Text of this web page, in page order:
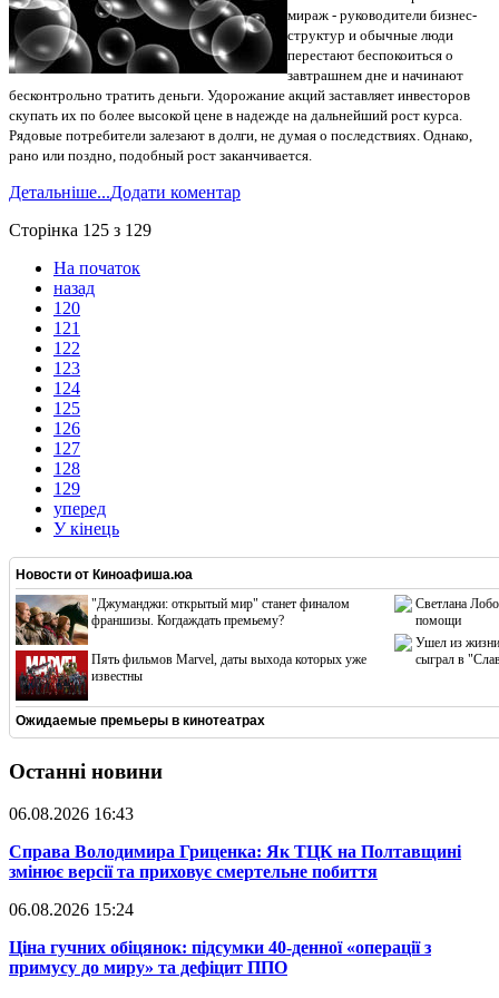
мираж - руководители бизнес-
структур и обычные люди
перестают беспокоиться о
завтрашнем дне и начинают
бесконтрольно тратить деньги. Удорожание акций заставляет инвесторов
скупать их по более высокой цене в надежде на дальнейший рост курса.
Рядовые потребители залезают в долги, не думая о последствиях. Однако,
рано или поздно, подобный рост заканчивается.
Детальніше...Додати коментар
Сторінка 125 з 129
На початок
назад
120
121
122
123
124
125
126
127
128
129
уперед
У кінець
Новости от Киноафиша.юа
"Джуманджи: открытый мир" станет финалом
франшизы. Когдаждать премьему?
Пять фильмов Marvel, даты выхода которых уже
известны
Светлана
помощи
Ушел из жизни
сыграл в
Ожидаемые премьеры в кинотеатрах
Останні новини
06.08.2026 16:43
​Справа Володимира Гриценка: Як ТЦК на Полтавщині
змінює версії та приховує смертельне побиття
06.08.2026 15:24
​Ціна гучних обіцянок: підсумки 40-денної «операції з
примусу до миру» та дефіцит ППО